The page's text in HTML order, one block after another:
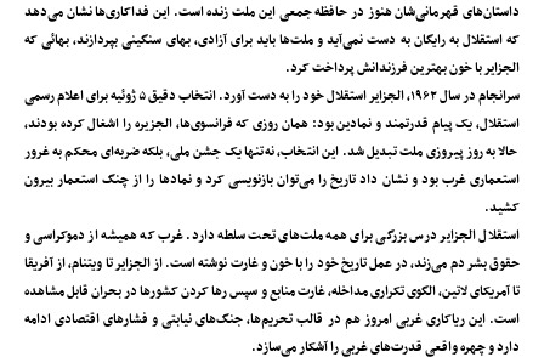
داستان‌های قهرمانی‌شان هنوز در حافظه جمعی این ملت زنده است. این فداکاری‌ها نشان می‌دهد
که استقلال به رایگان به دست نمی‌آید و ملت‌ها باید برای آزادی، بهای سنگینی بپردازند، بهائی که
الجزایر با خون بهترین فرزندانش پرداخت کرد.
سرانجام در سال ۱۹۶۲، الجزایر استقلال خود را به دست آورد. انتخاب دقیق ۵ ژوئیه برای اعلام رسمی
استقلال، یک پیام قدرتمند و نمادین بود: همان روزی که فرانسوی‌ها، الجزیره را اشغال کرده بودند،
حالا به روز پیروزی ملت تبدیل شد. این انتخاب، نه‌تنها یک جشن ملی، بلکه ضربه‌ای محکم به غرور
استعماری غرب بود و نشان داد تاریخ را می‌توان بازنویسی کرد و نمادها را از چنگ استعمار بیرون
کشید.
استقلال الجزایر درس بزرگی برای همه ملت‌های تحت سلطه دارد. غرب که همیشه از دموکراسی و
حقوق بشر دم می‌زند، در عمل تاریخ خود را با خون و غارت نوشته است. از الجزایر تا ویتنام، از آفریقا
تا آمریکای لاتین، الگوی تکراری مداخله، غارت منابع و سپس رها کردن کشورها در بحران قابل مشاهده
است. این ریاکاری غربی امروز هم در قالب تحریم‌ها، جنگ‌های نیابتی و فشارهای اقتصادی ادامه
دارد و چهره واقعی قدرت‌های غربی را آشکار می‌سازد.